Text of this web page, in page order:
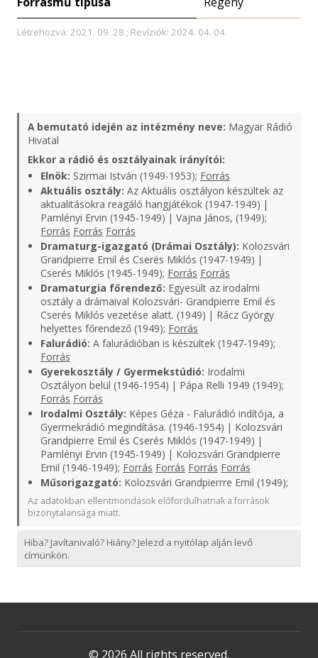
Létrehozva: 2021. 09. 28.; Revíziók: 2024. 04. 04.
A bemutató idején az intézmény neve: Magyar Rádió
Hivatal
Ekkor a rádió és osztályainak irányítói:
Elnök: Szirmai István (1949-1953); Forrás
Aktuális osztály: Az Aktuális osztályon készültek az
aktualitásokra reagáló hangjátékok (1947-1949) |
Pamlényi Ervin (1945-1949) | Vajna János, (1949);
Forrás Forrás Forrás
Dramaturg-igazgató (Drámai Osztály): Kolozsvári
Grandpierre Emil és Cserés Miklós (1947-1949) |
Cserés Miklós (1945-1949); Forrás Forrás
Dramaturgia főrendező: Egyesült az irodalmi
osztály a drámaival Kolozsvári- Grandpierre Emil és
Cserés Miklós vezetése alatt. (1949) | Rácz György
helyettes főrendező (1949); Forrás
Falurádió: A falurádióban is készültek (1947-1949);
Forrás
Gyerekosztály / Gyermekstúdió: Irodalmi
Osztályon belül (1946-1954) | Pápa Relli 1949 (1949);
Forrás Forrás
Irodalmi Osztály: Képes Géza - Falurádió indítója, a
Gyermekrádió megindítása. (1946-1954) | Kolozsvári
Grandpierre Emil és Cserés Miklós (1947-1949) |
Pamlényi Ervin (1945-1949) | Kolozsvári Grandpierre
Emil (1946-1949); Forrás Forrás Forrás Forrás
Műsorigazgató: Kolozsvári Grandpierrre Emil (1949);
Az adatokban ellentmondások előfordulhatnak a források
bizonytalansága miatt.
Hiba? Javítanivaló? Hiány? Jelezd a nyitólap alján levő
címünkön.
© 2026 All rights reserved.